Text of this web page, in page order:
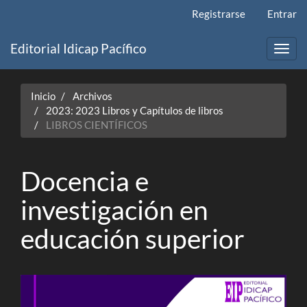
principal
Registrarse Entrar
Editorial Idicap Pacífico
Inicio
Archivos
2023: 2023 Libros y Capítulos de libros
LIBROS CIENTÍFICOS
Docencia e
investigación en
educación superior